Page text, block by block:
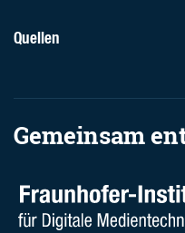
Quellen
Gemeinsam